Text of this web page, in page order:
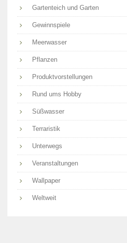
Gartenteich und Garten
Gewinnspiele
Meerwasser
Pflanzen
Produktvorstellungen
Rund ums Hobby
Süßwasser
Terraristik
Unterwegs
Veranstaltungen
Wallpaper
Weltweit